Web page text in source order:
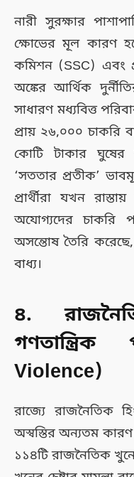
নারী সুরক্ষার
ক্ষোভের মূল কারণ
কমিশন (SSC) এবং
অঙ্কের আর্থিক
সাধারণ মধ্যবিত্ত
প্রায় ২৬,০০০ চাকরি
কোটি টাকার
‘সততার প্রতীক’
প্রার্থীরা যখন
অযোগ্যদের চাকরি
অসন্তোষ তৈরি
বাধ্য।
৪.
Violence)
রাজ্যে রাজনৈতিক
অস্বস্তির অন্যতম
১১৪টি রাজনৈতিক